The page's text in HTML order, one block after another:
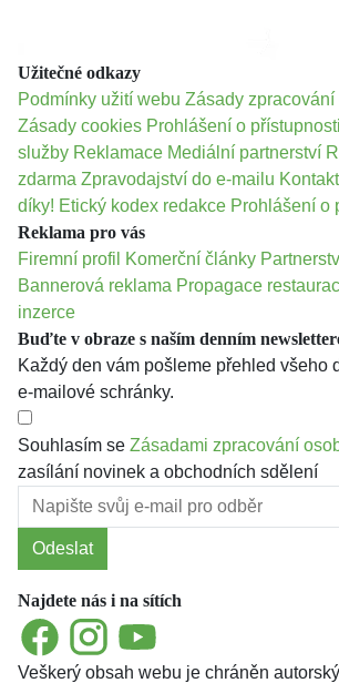
Užitečné odkazy
Podmínky užití webu Zásady
Zásady cookies Prohlášení o přístupnosti
služby Reklamace Mediální partnerství
zdarma Zpravodajství do e-mailu Kontakt
díky! Etický kodex redakce Prohlášení o
Reklama pro vás
Firemní profil
Komerční články
Bannerová reklama Propagace
inzerce
Buďte v obraze s naším denním
Každý den vám pošleme přehled všeho
e-mailové schránky.
Souhlasím se Zásadami zpracování
zasílání novinek a obchodních sdělení
Odeslat
Najdete nás i na sítích
FacebookInstagramYouTube
Veškerý obsah webu je chráněn